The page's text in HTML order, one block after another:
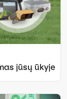
jūsų ūkyje